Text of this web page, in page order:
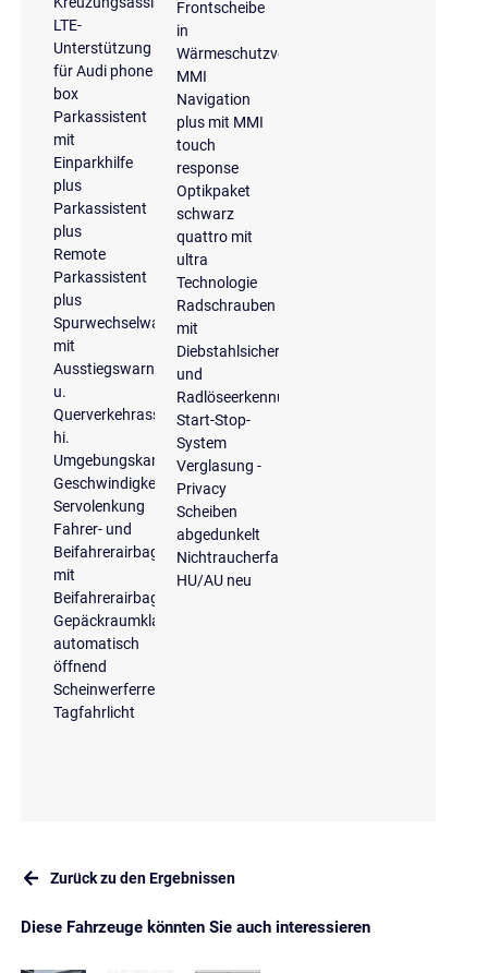
LTE-
Unterstützung
für Audi phone
box
Parkassistent
mit
Einparkhilfe
plus
Parkassistent
plus
Remote
Parkassistent
plus
Spurwechselwarnung
mit
Ausstiegswarnung
u.
Querverkehrassistent
hi.
Umgebungskameras
Geschwindigkeitsbegrenzungsanlage
Servolenkung
Fahrer- und
Beifahrerairbag
mit
Beifahrerairbagdeaktivierung
Gepäckraumklappe
automatisch
öffnend
Scheinwerferreinigungsanlage
Tagfahrlicht
Frontscheibe
in
Wärmeschutzverglasung
MMI
Navigation
plus mit MMI
touch
response
Optikpaket
schwarz
quattro mit
ultra
Technologie
Radschrauben
mit
Diebstahlsicherung
und
Radlöseerkennung
Start-Stop-
System
Verglasung -
Privacy
Scheiben
abgedunkelt
Nichtraucherfahrzeug
HU/AU neu
Zurück zu den Ergebnissen
Diese Fahrzeuge könnten Sie auch interessieren